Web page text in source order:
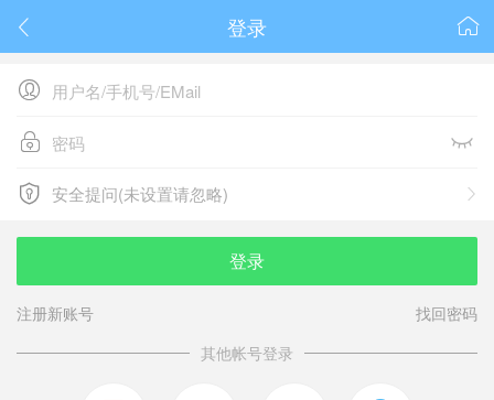
 
登录

 
 
安全提问(未设置请忽略)
安全提问(未设置请忽略)
登录
注册新账号
找回密码
其他帐号登录